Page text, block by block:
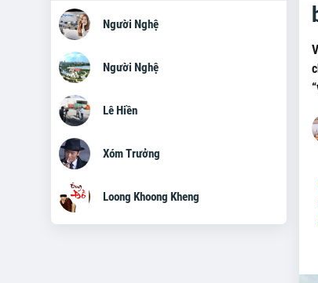
Người Nghệ
Người Nghệ
Lê Hiền
Xóm Trưởng
Loong Khoong Kheng